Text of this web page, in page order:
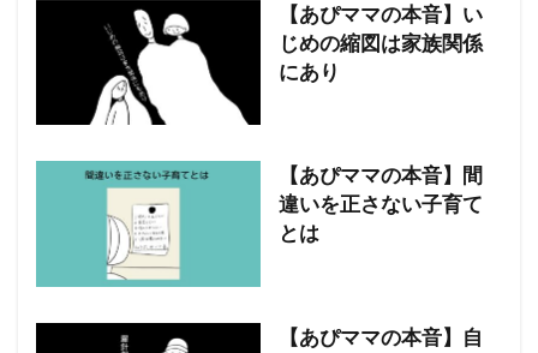
【あぴママの本音】い
じめの縮図は家族関係
にあり
【あぴママの本音】間
違いを正さない子育て
とは
【あぴママの本音】自